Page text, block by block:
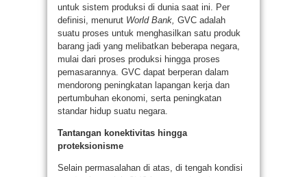
untuk sistem produksi di dunia saat ini. Per
definisi, menurut World Bank, GVC adalah
suatu proses untuk menghasilkan satu produk
barang jadi yang melibatkan beberapa negara,
mulai dari proses produksi hingga proses
pemasarannya. GVC dapat berperan dalam
mendorong peningkatan lapangan kerja dan
pertumbuhan ekonomi, serta peningkatan
standar hidup suatu negara.
Tantangan konektivitas hingga
proteksionisme
Selain permasalahan di atas, di tengah kondisi